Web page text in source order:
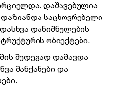
დაშავებულია
დაზიანდა საცხოვრებელი
დანიშნულების
ობიექტები.
შედეგად დაშავდა
მანქანები და